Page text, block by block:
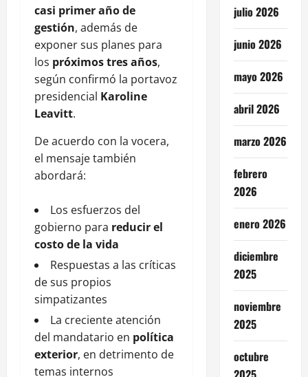
casi primer año de
gestión, además de
exponer sus planes para
los próximos tres años,
según confirmó la portavoz
presidencial Karoline
Leavitt.
De acuerdo con la vocera,
el mensaje también
abordará:
Los esfuerzos del
gobierno para reducir el
costo de la vida
Respuestas a las críticas
de sus propios
simpatizantes
La creciente atención
del mandatario en política
exterior, en detrimento de
temas internos
julio 2026
junio 2026
mayo 2026
abril 2026
marzo 2026
febrero
2026
enero 2026
diciembre
2025
noviembre
2025
octubre